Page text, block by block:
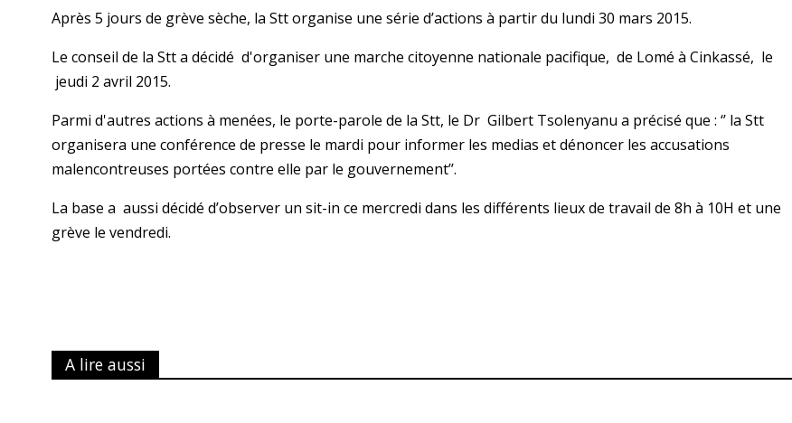
Après 5 jours de grève sèche, la Stt organise une série d’actions à partir du lundi 30 mars 2015.
Le conseil de la Stt a décidé d'organiser une marche citoyenne nationale pacifique, de Lomé à Cinkassé, le
jeudi 2 avril 2015.
Parmi d'autres actions à menées, le porte-parole de la Stt, le Dr Gilbert Tsolenyanu a précisé que : ‘’ la Stt
organisera une conférence de presse le mardi pour informer les medias et dénoncer les accusations
malencontreuses portées contre elle par le gouvernement’’.
La base a aussi décidé d’observer un sit-in ce mercredi dans les différents lieux de travail de 8h à 10H et une
grève le vendredi.
A lire aussi